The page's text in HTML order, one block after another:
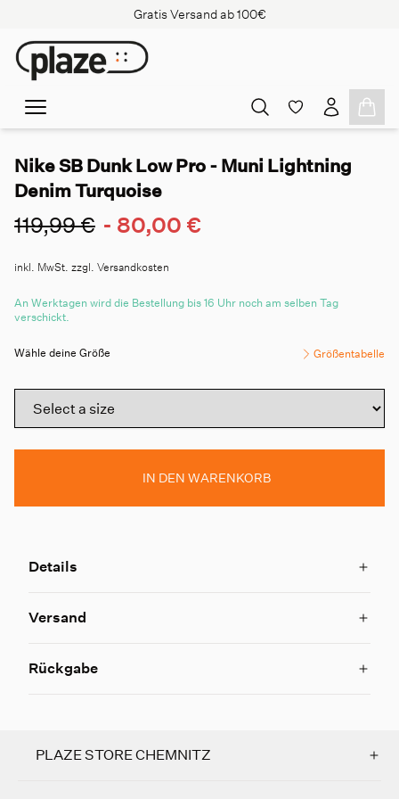
Gratis Versand ab 100€
Nike SB Dunk Low Pro - Muni Lightning
Denim Turquoise
119,99 € - 80,00 €
inkl. MwSt. zzgl. Versandkosten
An Werktagen wird die Bestellung bis 16 Uhr noch am selben Tag
verschickt.
Wähle deine Größe Größentabelle
IN DEN WARENKORB
Details
Versand
Rückgabe
PLAZE STORE CHEMNITZ